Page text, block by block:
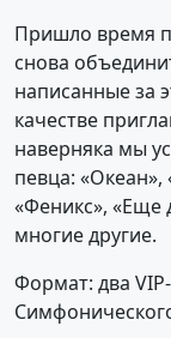
Пришло время
снова
написанные за
качестве
наверняка мы
певца: «Океан»,
«Феникс», «Еще
многие другие.
Формат: два